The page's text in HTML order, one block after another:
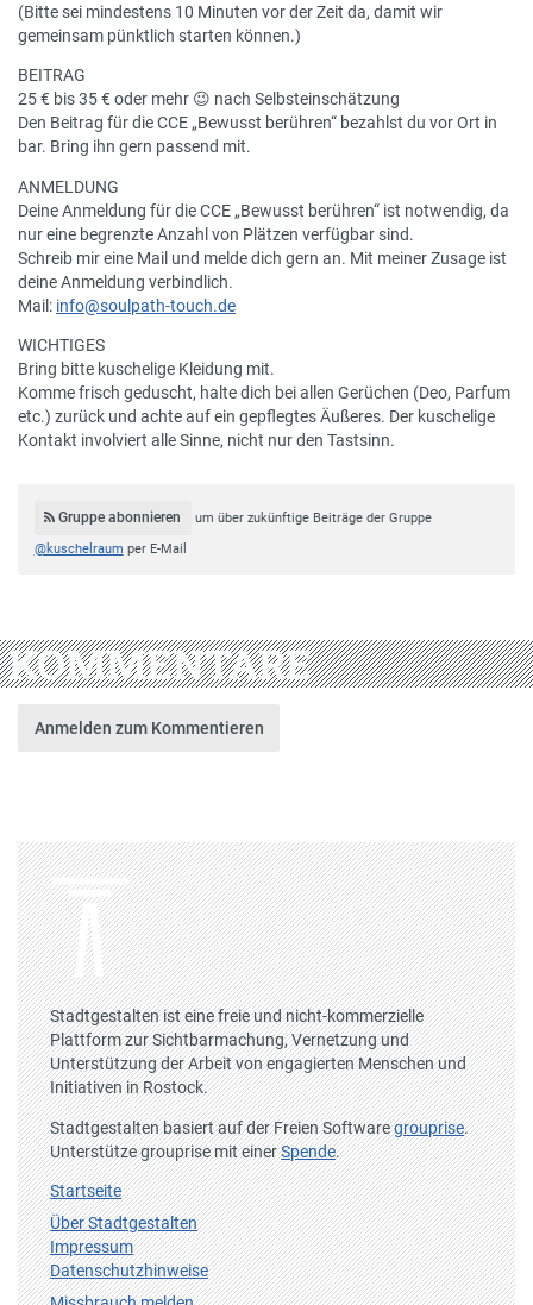
(Bitte sei mindestens 10 Minuten vor der Zeit da, damit wir
gemeinsam pünktlich starten können.)
BEITRAG
25 € bis 35 € oder mehr 😉 nach Selbsteinschätzung
Den Beitrag für die CCE „Bewusst berühren“ bezahlst du vor Ort in
bar. Bring ihn gern passend mit.
ANMELDUNG
Deine Anmeldung für die CCE „Bewusst berühren“ ist notwendig, da
nur eine begrenzte Anzahl von Plätzen verfügbar sind.
Schreib mir eine Mail und melde dich gern an. Mit meiner Zusage ist
deine Anmeldung verbindlich.
Mail: info@soulpath-touch.de
WICHTIGES
Bring bitte kuschelige Kleidung mit.
Komme frisch geduscht, halte dich bei allen Gerüchen (Deo, Parfum
etc.) zurück und achte auf ein gepflegtes Äußeres. Der kuschelige
Kontakt involviert alle Sinne, nicht nur den Tastsinn.
Gruppe abonnieren
um über zukünftige Beiträge der Gruppe
@kuschelraum per E-Mail
KOMMENTARE
Anmelden zum Kommentieren
Stadtgestalten ist eine freie und nicht-kommerzielle
Plattform zur Sichtbarmachung, Vernetzung und
Unterstützung der Arbeit von engagierten Menschen und
Initiativen in Rostock.
Stadtgestalten basiert auf der Freien Softwaregrouprise.
Unterstütze grouprise mit einerSpende.
Startseite
Über Stadtgestalten
Impressum
Datenschutzhinweise